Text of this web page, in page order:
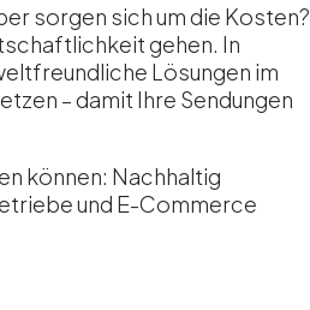
sorgen sich um die Kosten?
gehen. In
Lösungen im
– damit Ihre Sendungen
können: Nachhaltig
und E-Commerce